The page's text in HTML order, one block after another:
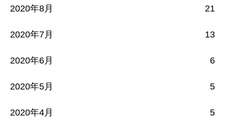
2020年8月 21
2020年7月 13
2020年6月 6
2020年5月 5
2020年4月 5